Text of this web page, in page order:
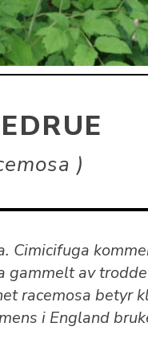
Cimicifuga
gammelt av
racemosa betyr
i England